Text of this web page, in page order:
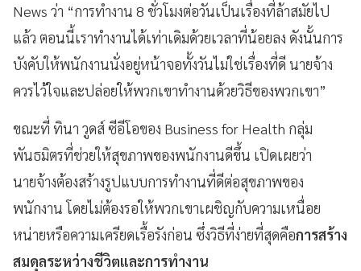
News ว่า “การทำงาน 8 ชั่วโมงต่อวันเป็นเรื่องที่ล้าสมัยไป
แล้ว ตอนนี้เราทำงานได้เท่าเดิมด้วยเวลาที่น้อยลง ดังนั้นการ
บังคับให้พนักงานนั่งอยู่หน้าจอทั้งวันไม่ใช่เรื่องที่ดี นายจ้าง
ควรไว้ใจและปล่อยให้พวกเขาทำงานด้วยวิธีของพวกเขา”
ขณะที่ ทินา วูดส์ ซีอีโอของ Business for Health กลุ่ม
พันธมิตรที่ช่วยให้สุขภาพของพนักงานดีขึ้น เปิดเผยว่า
นายจ้างต้องสร้างรูปแบบการทำงานที่ดีต่อสุขภาพของ
พนักงาน โดยไม่ต้องรอให้พวกเขาเผชิญกับความเหนื่อย
หน่ายหรือความเครียดเรื้อรังก่อน ซึ่งวิธีที่ง่ายที่สุดคือการสร้าง
สมดุลระหว่างชีวิตและการทำงาน